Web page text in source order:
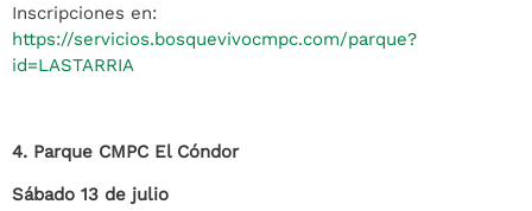
Inscripciones en:
https://servicios.bosquevivocmpc.com/parque?
id=LASTARRIA
4. Parque CMPC El Cóndor
Sábado 13 de julio